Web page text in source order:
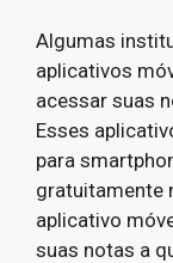
Algumas
aplicativos
acessar suas
Esses
para
gratuitamente
aplicativo
suas notas a